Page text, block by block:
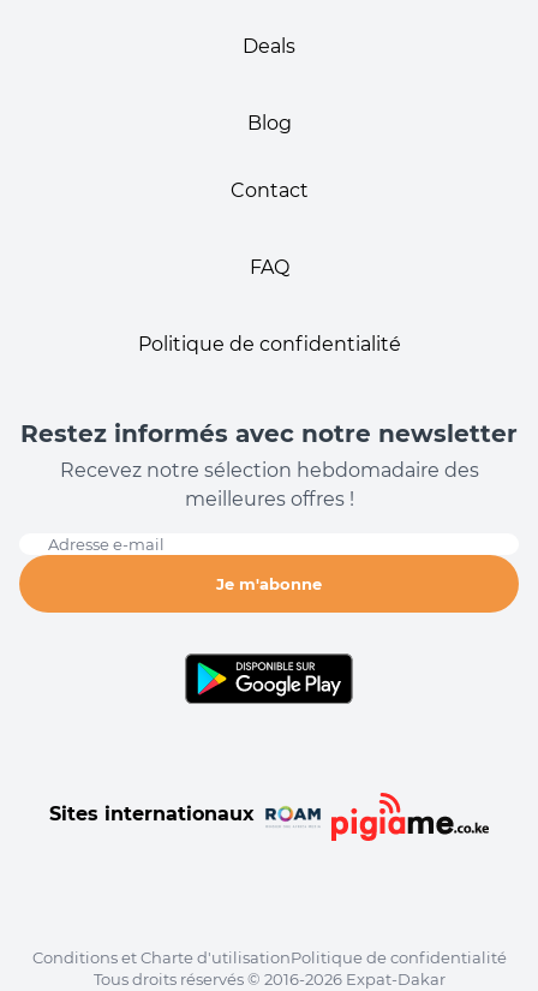
Deals
Blog
Contact
FAQ
Politique de confidentialité
Restez informés avec notre newsletter
Recevez notre sélection hebdomadaire des
meilleures offres !
Adresse e-mail
Je m'abonne
Sites internationaux
Conditions et Charte d'utilisationPolitique de confidentialité
Tous droits réservés © 2016-2026 Expat-Dakar